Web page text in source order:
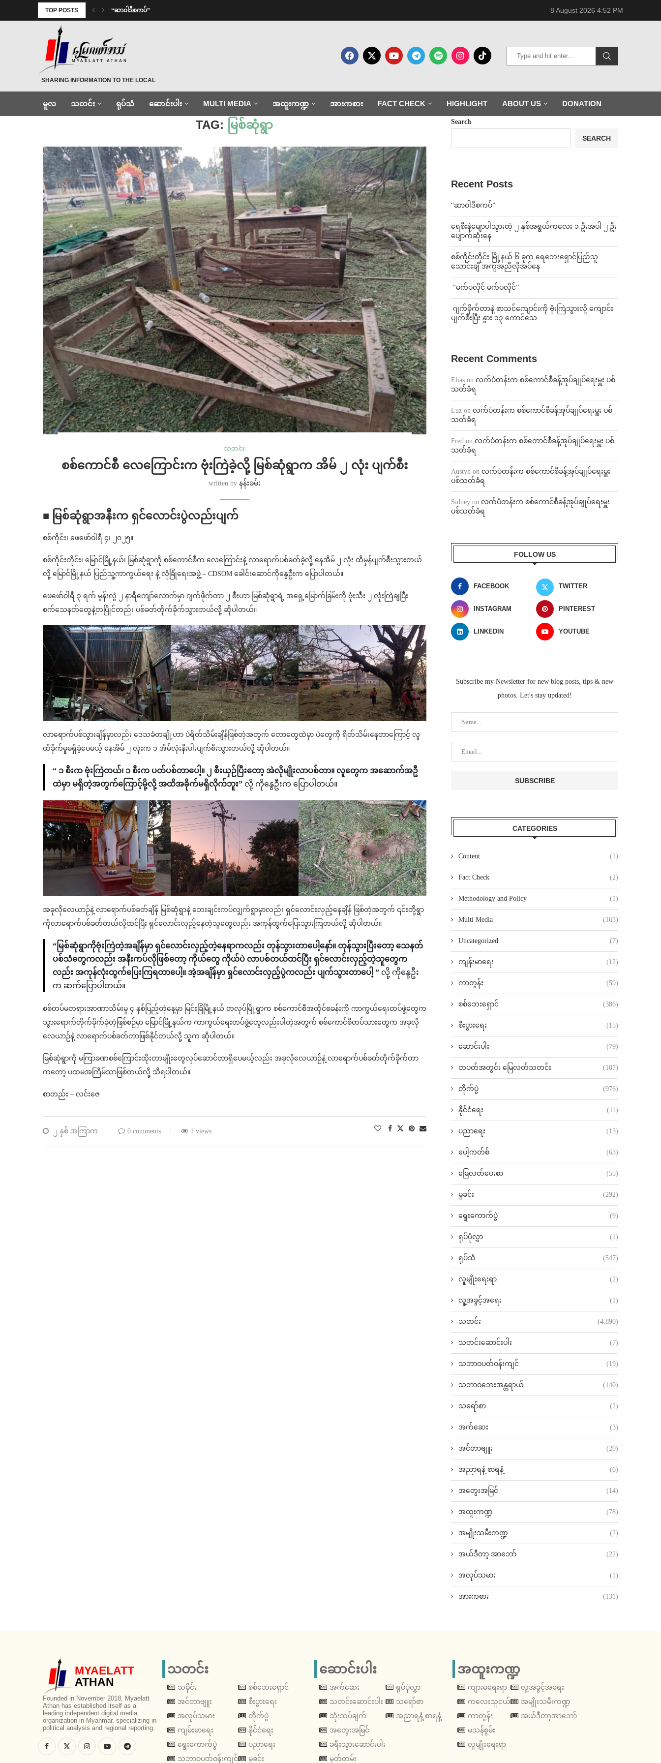
TOP POSTS “ဆာဝါဒီစကပ်” 8 August 2026 4:52 PM
MYAELATT ATHAN
SHARING INFORMATION TO THE LOCAL
မူလ သတင်း ရုပ်သံ ဆောင်းပါး MULTI MEDIA အထူးကဏ္ဍ အားကစား FACT CHECK HIGHLIGHT ABOUT US DONATION
Home မြစ်ဆုံရွာ
TAG: မြစ်ဆုံရွာ
သတင်း
စစ်ကောင်စီ လေကြောင်းက ဗုံးကြဲခဲ့လို့ မြစ်ဆုံရွာက အိမ် ၂ လုံး ပျက်စီး
written by နန်းခမ်း
■ မြစ်ဆုံရွာအနီးက ရှင်လောင်းပွဲလည်းပျက်
စစ်ကိုင်း၊ ဖေဖော်ဝါရီ ၄၊ ၂၀၂၅။
စစ်ကိုင်းတိုင်း၊ မြောင်မြို့နယ်၊ မြစ်ဆုံရွာကို စစ်ကောင်စီက လေကြောင်းနဲ့ လာရောက်ပစ်ခတ်ခဲ့လို့ နေအိမ် ၂ လုံး ထိမှန်ပျက်စီးသွားတယ်
လို့ မြောင်မြို့နယ် ပြည်သူ့ကာကွယ်ရေး နဲ့ လုံခြုံရေးအဖွဲ့ – CDSOM ခေါင်းဆောင်ကိုနွေဦးက ပြောပါတယ်။
ဖေဖော်ဝါရီ ၃ ရက် မွန်းလွဲ ၂ နာရီကျော်လောက်မှာ ဂျက်ဖိုက်တာ ၂ စီးဟာ မြစ်ဆုံရွာရဲ့ အရှေ့မြောက်ခြမ်းကို ဗုံးသီး ၂ လုံးကြဲချပြီး
စက်သေနတ်တွေနဲ့တပြိုင်တည်း ပစ်ခတ်တိုက်ခိုက်သွားတယ်လို့ ဆိုပါတယ်။
လာရောက်ပစ်သွားချိန်မှာလည်း ဒေသခံတချို့ဟာ ပဲရိတ်သိမ်းချိန်ဖြစ်တဲ့အတွက် တောတွေထဲမှာ ပဲတွေကို ရိတ်သိမ်းနေတာကြောင့် လူ
ထိခိုက်မှုမရှိခဲ့ပေမယ့် နေအိမ် ၂ လုံးက ၁ အိမ်လုံးနီးပါးပျက်စီးသွားတယ်လို့ ဆိုပါတယ်။
“ ၁ စီးက ဗုံးကြဲတယ်၊ ၁ စီးက ပတ်ပစ်တာပေါ့။ ၂ စီးယှဉ်ပြီးတော့ အဲလိုမျိုးလာပစ်တာ။ လူတွေက အဆောက်အဦ
ထဲမှာ မရှိတဲ့အတွက်ကြောင့်မို့လို့ အထိအခိုက်မရှိလိုက်ဘူး” လို့ ကိုနွေဦးက ပြောပါတယ်။
အခုလိုလေယာဉ်နဲ့ လာရောက်ပစ်ခတ်ချိန် မြစ်ဆုံရွာနဲ့ ဘေးချင်းကပ်လျှက်ရွာမှာလည်း ရှင်လောင်းလှည့်နေချိန် ဖြစ်တဲ့အတွက် ၎င်းတို့ရွာ
ကိုလာရောက်ပစ်ခတ်တယ်လို့ထင်ပြီး ရှင်လောင်းလှည့်နေတဲ့သူတွေလည်း အကုန်ထွက်ပြေးသွားကြတယ်လို့ ဆိုပါတယ်။
“မြစ်ဆုံရွာကိုဗုံးကြဲတဲ့အချိန်မှာ ရှင်လောင်းလှည့်တဲ့နေရာကလည်း တုန်သွားတာပေါ့နော်။ တုန်သွားပြီးတော့ သေနတ်
ပစ်သံတွေကလည်း အနီးကပ်လိုဖြစ်တော့ ကိုယ်တွေ ကိုယ်ပဲ လာပစ်တယ်ထင်ပြီး ရှင်လောင်းလှည့်တဲ့သူတွေက
လည်း အကုန်လုံးထွက်ပြေးကြရတာပေါ့။ အဲ့အချိန်မှာ ရှင်လောင်းလှည့်ပွဲကလည်း ပျက်သွားတာပေါ့ ” လို့ ကိုနွေဦး
က ဆက်ပြောပါတယ်။
စစ်တပ်မတရားအာဏာသိမ်းမှု ၄ နှစ်ပြည့်တဲ့နေ့မှာ မြင်းခြံမြို့နယ် တလုပ်မြို့ရွာက စစ်ကောင်စီအထိုင်စခန်းကို ကာကွယ်ရေးတပ်ဖွဲ့တွေက
သွားရောက်တိုက်ခိုက်ခဲ့တဲ့ဖြစ်စဉ်မှာ မြောင်မြို့နယ်က ကာကွယ်ရေးတပ်ဖွဲ့တွေလည်းပါတဲ့အတွက် စစ်ကောင်စီတပ်သားတွေက အခုလို
လေယာဉ်နဲ့ လာရောက်ပစ်ခတ်တာဖြစ်နိုင်တယ်လို့ သူက ဆိုပါတယ်။
မြစ်ဆုံရွာကို မကြာခဏစစ်ကြောင်းထိုးတာမျိုးတွေလုပ်ဆောင်တာရှိပေမယ့်လည်း အခုလိုလေယာဉ်နဲ့ လာရောက်ပစ်ခတ်တိုက်ခိုက်တာ
ကတော့ ပထမအကြိမ်သာဖြစ်တယ်လို့ သိရပါတယ်။
စာတည်း – လင်းဇေ
၂ နှစ် အကြာက 0 comments 1 views
Search
SEARCH
Recent Posts
“ဆာဝါဒီစကပ်”
ရေစီးနဲ့မျောပါသွားတဲ့ ၂ နှစ်အရွယ်ကလေး ၁ ဦးအပါ ၂ ဦး
ပျောက်ဆုံးနေ
စစ်ကိုင်းတိုင်း မြို့နယ် ၆ ခုက ရေဘေးရှောင်ပြည်သူ
သောင်းချီ အကူအညီလိုအပ်နေ
⁨ ⁨“မက်ပလိုင် မက်ပလိုင်”
⁨⁩ ⁨ဂျက်ဖိုက်တာနဲ့ စာသင်ကျောင်းကို ဗုံးကြဲသွားလို့ ကျောင်း
ပျက်စီးပြီး နွား ၁၃ ကောင်သေ
Recent Comments
Elias on လက်ပံတန်းက စစ်ကောင်စီခန့်အုပ်ချုပ်ရေးမှူး ပစ်
သတ်ခံရ
Luz on လက်ပံတန်းက စစ်ကောင်စီခန့်အုပ်ချုပ်ရေးမှူး ပစ်
သတ်ခံရ
Fred on လက်ပံတန်းက စစ်ကောင်စီခန့်အုပ်ချုပ်ရေးမှူး ပစ်
သတ်ခံရ
Austyn on လက်ပံတန်းက စစ်ကောင်စီခန့်အုပ်ချုပ်ရေးမှူး
ပစ်သတ်ခံရ
Sidney on လက်ပံတန်းက စစ်ကောင်စီခန့်အုပ်ချုပ်ရေးမှူး
ပစ်သတ်ခံရ
FOLLOW US
FACEBOOK TWITTER
INSTAGRAM PINTEREST
LINKEDIN YOUTUBE
Subscribe my Newsletter for new blog posts, tips & new
photos. Let's stay updated!
CATEGORIES
Content (1)
Fact Check (2)
Methodology and Policy (1)
Multi Media (163)
Uncategorized (7)
ကျန်းမာရေး (12)
ကာတွန်း (59)
စစ်ဘေးရှောင် (386)
စီးပွားရေး (15)
ဆောင်းပါး (79)
တပတ်အတွင်း မြေလတ်သတင်း (107)
တိုက်ပွဲ (976)
နိုင်ငံရေး (11)
ပညာရေး (13)
ပေါ့ကတ်စ် (63)
မြေလတ်ပေးစာ (55)
မှုခင်း (292)
ရွေးကောက်ပွဲ (9)
ရုပ်ပုံလွှာ (1)
ရုပ်သံ (547)
လူမျိုးရေးရာ (2)
လူ့အခွင့်အရေး (1)
သတင်း (4,890)
သတင်းဆောင်းပါး (7)
သဘာဝပတ်ဝန်းကျင် (19)
သဘာဝဘေးအန္တရာယ် (140)
သရော်စာ (2)
အက်ဆေး (3)
အင်တာဗျူး (20)
အညာရနံ့ စာရနံ့ (6)
အတွေးအမြင် (14)
အထူးကဏ္ဍ (78)
အမျိုးသမီးကဏ္ဍ (2)
အယ်ဒီတာ့ အာဘော် (22)
အလုပ်သမား (1)
အားကစား (131)
MYAELATT
ATHAN
Founded in November 2018, Myaelatt
Athan has established itself as a
leading independent digital media
organization in Myanmar, specializing in
political analysis and regional reporting.
သတင်း
သမိုင်း
အင်တာဗျူး
အလုပ်သမား
ကျမ်းမာရေး
ရွေးကောက်ပွဲ
သဘာဝပတ်ဝန်းကျင်
စစ်ဘေးရှောင်
စီးပွားရေး
တိုက်ပွဲ
နိုင်ငံရေး
ပညာရေး
မှုခင်း
ဆောင်းပါး
အက်ဆေး
သတင်းဆောင်းပါး
သုံးသပ်ချက်
အတွေးအမြင်
ခရီးသွားဆောင်းပါး
မှတ်တမ်း
ရုပ်ပုံလွှာ
သရော်စာ
အညာရနံ့ စာရနံ့
အထူးကဏ္ဍ
ကျားမရေးရာ
ကလေးသူငယ်
ကာတွန်း
မသန်စွမ်း
လူမျိုးရေးရာ
လူ့အခွင့်အရေး
အမျိုးသမီးကဏ္ဍ
အယ်ဒီတာ့အာဘော်